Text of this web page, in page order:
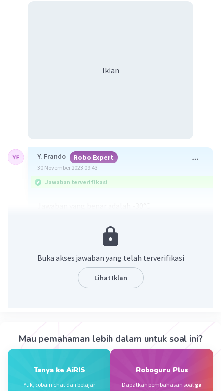
Iklan
Y. Frando Robo Expert
30 November 2023 09:43
Jawaban terverifikasi
Suhu mula-mula = 26°C
Suhu diturunkan menjadi 4°C di bawah nol
Besar perubahan suhu di dalam ruangan tersebut
Ingat aturan mengerjakan operasi hitung
campuran pada bilangan bulat berikut ini:
dikerjakan terlebih dahulu yang diberi tanda
kurung.
Buka akses jawaban yang telah terverifikasi
Lihat Iklan
Mau pemahaman lebih dalam untuk soal ini?
Tanya ke AiRIS
Yuk, cobain chat dan belajar
Roboguru Plus
Dapatkan pembahasan soal ga